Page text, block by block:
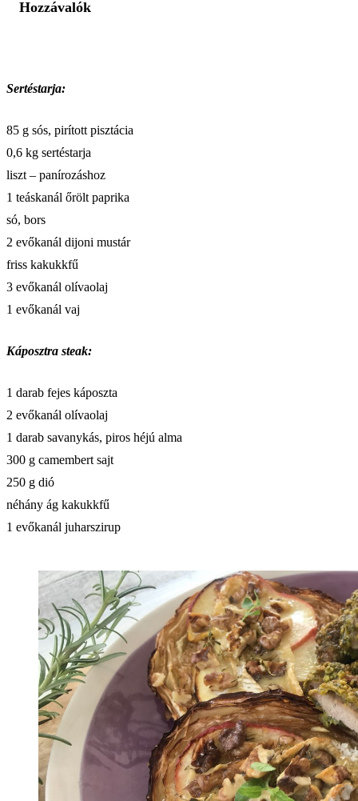
Hozzávalók
Sertéstarja:
85 g sós, pirított pisztácia
0,6 kg sertéstarja
liszt – panírozáshoz
1 teáskanál őrölt paprika
só, bors
2 evőkanál dijoni mustár
friss kakukkfű
3 evőkanál olívaolaj
1 evőkanál vaj
Káposztra steak:
1 darab fejes káposzta
2 evőkanál olívaolaj
1 darab savanykás, piros héjú alma
300 g camembert sajt
250 g dió
néhány ág kakukkfű
1 evőkanál juharszirup